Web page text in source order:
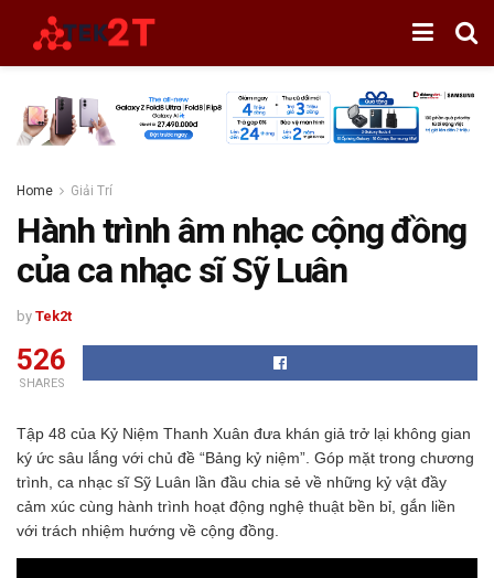
Home Giải Trí
Hành trình âm nhạc cộng đồng
của ca nhạc sĩ Sỹ Luân
by Tek2t
526
SHARES
Tập 48 của Kỷ Niệm Thanh Xuân đưa khán giả trở lại không gian
ký ức sâu lắng với chủ đề “Bảng kỷ niệm”. Góp mặt trong chương
trình, ca nhạc sĩ Sỹ Luân lần đầu chia sẻ về những kỷ vật đầy
cảm xúc cùng hành trình hoạt động nghệ thuật bền bỉ, gắn liền
với trách nhiệm hướng về cộng đồng.